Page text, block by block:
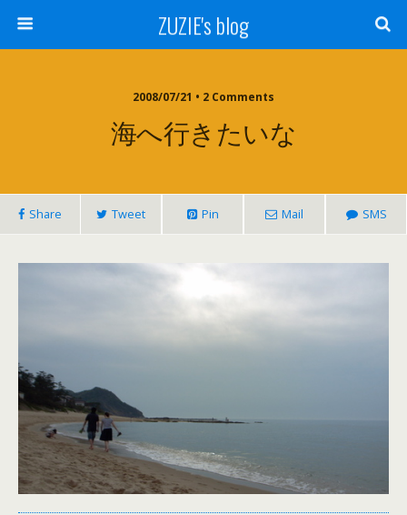
ZUZIE's blog
2008/07/21 • 2 Comments
海へ行きたいな
Share Tweet Pin Mail SMS